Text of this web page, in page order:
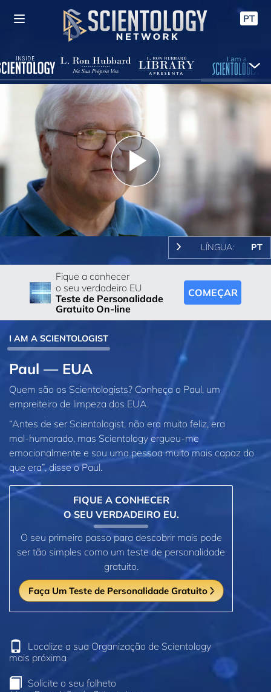
PT
Play
Video
LÍNGUA: PT
Fique a conhecer
o seu verdadeiro EU
Teste de Personalidade
Gratuito On-line
COMEÇAR
I AM A SCIENTOLOGIST
Paul — EUA
Quem são os Scientologists? Conheça o Paul, um
empreiteiro de limpeza dos EUA.
“Antes de ser Scientologist, não era muito feliz, era
mal‑humorado, mas Scientology ergueu‑me
emocionalmente e sou uma pessoa muito mais capaz do
que era”, disse o Paul.
FIQUE A CONHECER
O SEU VERDADEIRO EU.
O seu primeiro passo para descobrir mais pode
ser tão simples como um teste de personalidade
gratuito.
Faça Um Teste de Personalidade Gratuito
Localize a sua Organização de Scientology
mais próxima
Solicite o seu folheto